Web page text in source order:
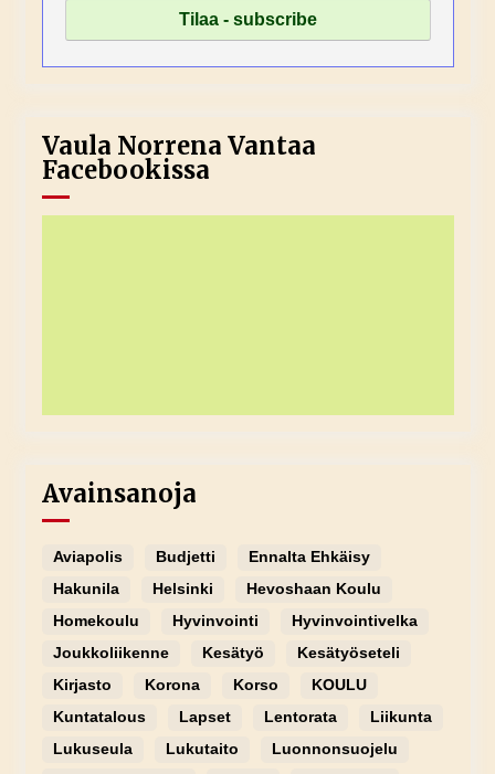
Vaula Norrena Vantaa
Facebookissa
Avainsanoja
Aviapolis Budjetti
Ennalta Ehkäisy
Hakunila
Helsinki
Hevoshaan Koulu
Homekoulu
Hyvinvointi
Hyvinvointivelka
Joukkoliikenne
Kesätyö
Kesätyöseteli
Kirjasto
Korona Korso
KOULU
Kuntatalous
Lapset Lentorata
Liikunta
Lukuseula
Lukutaito
Luonnonsuojelu